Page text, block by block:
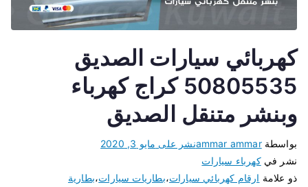
كهربائي سيارات الصديق
50805535 كراج كهرباء
وبنشر متنقل الصديق
بواسطةammar ammarنشر على مايو 3, 2020
نشر فيكهرباء سيارات
ذو علامة ارقام كهربائي سيارات،بطاريات سيارات،بطارية